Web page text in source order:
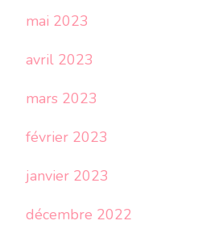
mai 2023
avril 2023
mars 2023
février 2023
janvier 2023
décembre 2022